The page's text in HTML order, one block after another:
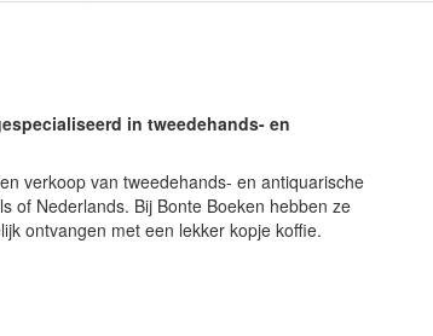
in tweedehands- en
verkoop van tweedehands- en antiquarische
of Nederlands. Bij Bonte Boeken hebben ze
ontvangen met een lekker kopje koffie.